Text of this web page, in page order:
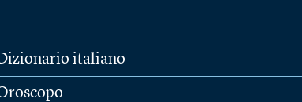
italiano